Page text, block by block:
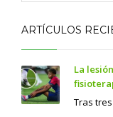
ARTÍCULOS
La
Tras